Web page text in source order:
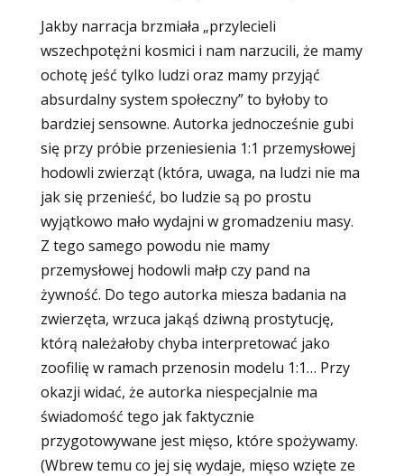
Jakby narracja brzmiała „przylecieli
wszechpotężni kosmici i nam narzucili, że mamy
ochotę jeść tylko ludzi oraz mamy przyjąć
absurdalny system społeczny” to byłoby to
bardziej sensowne. Autorka jednocześnie gubi
się przy próbie przeniesienia 1:1 przemysłowej
hodowli zwierząt (która, uwaga, na ludzi nie ma
jak się przenieść, bo ludzie są po prostu
wyjątkowo mało wydajni w gromadzeniu masy.
Z tego samego powodu nie mamy
przemysłowej hodowli małp czy pand na
żywność. Do tego autorka miesza badania na
zwierzęta, wrzuca jakąś dziwną prostytucję,
którą należałoby chyba interpretować jako
zoofilię w ramach przenosin modelu 1:1… Przy
okazji widać, że autorka niespecjalnie ma
świadomość tego jak faktycznie
przygotowywane jest mięso, które spożywamy.
(Wbrew temu co jej się wydaje, mięso wzięte ze